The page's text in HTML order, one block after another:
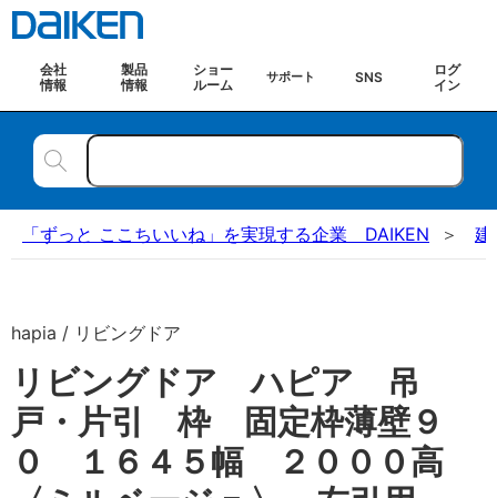
会社
情報
製品
情報
ショー
ルーム
サポート SNS
ログ
イン
「ずっと ここちいいね」を実現する企業 DAIKEN 建
hapia / リビングドア
リビングドア ハピア 吊
戸・片引 枠 固定枠薄壁９
０ １６４５幅 ２０００高